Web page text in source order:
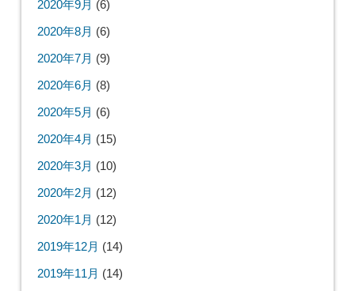
2020年9月 (6)
2020年8月 (6)
2020年7月 (9)
2020年6月 (8)
2020年5月 (6)
2020年4月 (15)
2020年3月 (10)
2020年2月 (12)
2020年1月 (12)
2019年12月 (14)
2019年11月 (14)